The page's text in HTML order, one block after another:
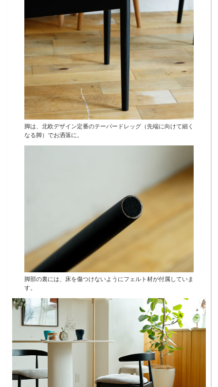
脚は、北欧デザイン定番のテーパードレッグ（先端に向けて細く
なる脚）でお洒落に。
脚部の裏には、床を傷つけないようにフェルト材が付属していま
す。